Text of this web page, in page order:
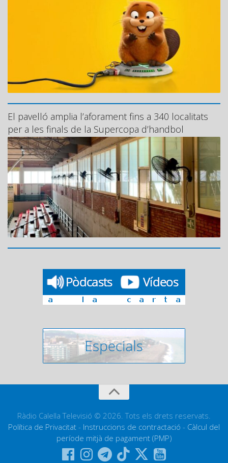
El pavelló amplia l’aforament fins a 340 localitats
per a les finals de la Supercopa d’handbol
Ràdio Calella Televisió © 2026. Tots els drets reservats.
Política de Privacitat - Instruccions de contractació - Càlcul del
període mitjà de pagament (PMP)